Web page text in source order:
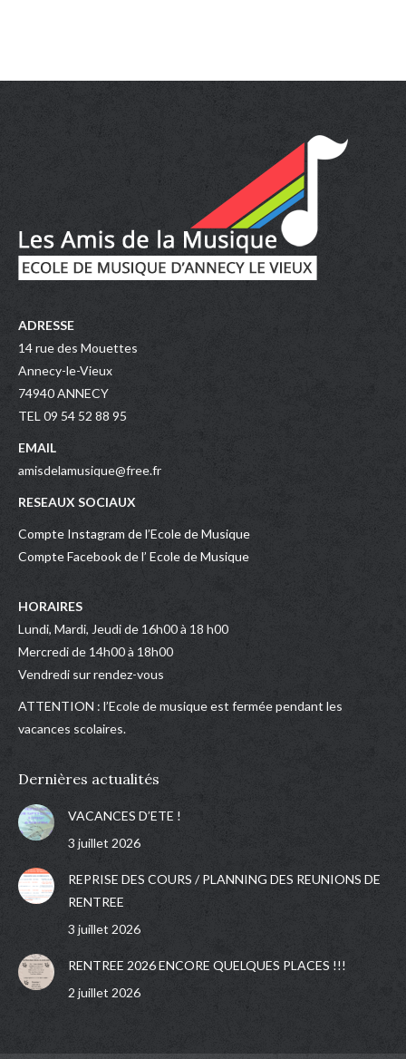
ADRESSE
14 rue des Mouettes
Annecy-le-Vieux
74940 ANNECY
TEL 09 54 52 88 95
EMAIL
amisdelamusique@free.fr
RESEAUX SOCIAUX
Compte Instagram de l’Ecole de Musique
Compte Facebook de l’ Ecole de Musique
HORAIRES
Lundi, Mardi, Jeudi de 16h00 à 18 h00
Mercredi de 14h00 à 18h00
Vendredi sur rendez-vous
ATTENTION : l’Ecole de musique est fermée pendant les
vacances scolaires.
Dernières actualités
VACANCES D’ETE !
3 juillet 2026
REPRISE DES COURS / PLANNING DES REUNIONS DE
RENTREE
3 juillet 2026
RENTREE 2026 ENCORE QUELQUES PLACES !!!
2 juillet 2026